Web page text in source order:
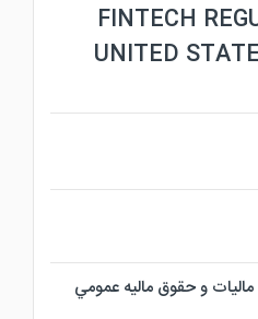
FINTECH
UNITED
و حقوق ماليه عمومي